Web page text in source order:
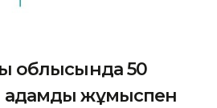
облысында 50
адамды жұмыспен